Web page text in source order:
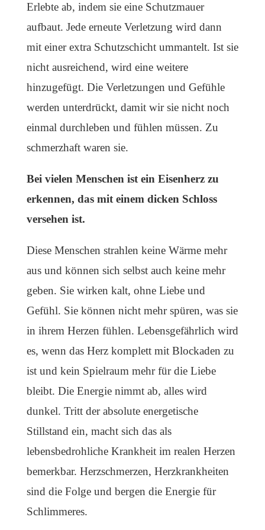
Erlebte ab, indem sie eine Schutzmauer
aufbaut. Jede erneute Verletzung wird dann
mit einer extra Schutzschicht ummantelt. Ist sie
nicht ausreichend, wird eine weitere
hinzugefügt. Die Verletzungen und Gefühle
werden unterdrückt, damit wir sie nicht noch
einmal durchleben und fühlen müssen. Zu
schmerzhaft waren sie.
Bei vielen Menschen ist ein Eisenherz zu
erkennen, das mit einem dicken Schloss
versehen ist.
Diese Menschen strahlen keine Wärme mehr
aus und können sich selbst auch keine mehr
geben. Sie wirken kalt, ohne Liebe und
Gefühl. Sie können nicht mehr spüren, was sie
in ihrem Herzen fühlen. Lebensgefährlich wird
es, wenn das Herz komplett mit Blockaden zu
ist und kein Spielraum mehr für die Liebe
bleibt. Die Energie nimmt ab, alles wird
dunkel. Tritt der absolute energetische
Stillstand ein, macht sich das als
lebensbedrohliche Krankheit im realen Herzen
bemerkbar. Herzschmerzen, Herzkrankheiten
sind die Folge und bergen die Energie für
Schlimmeres.